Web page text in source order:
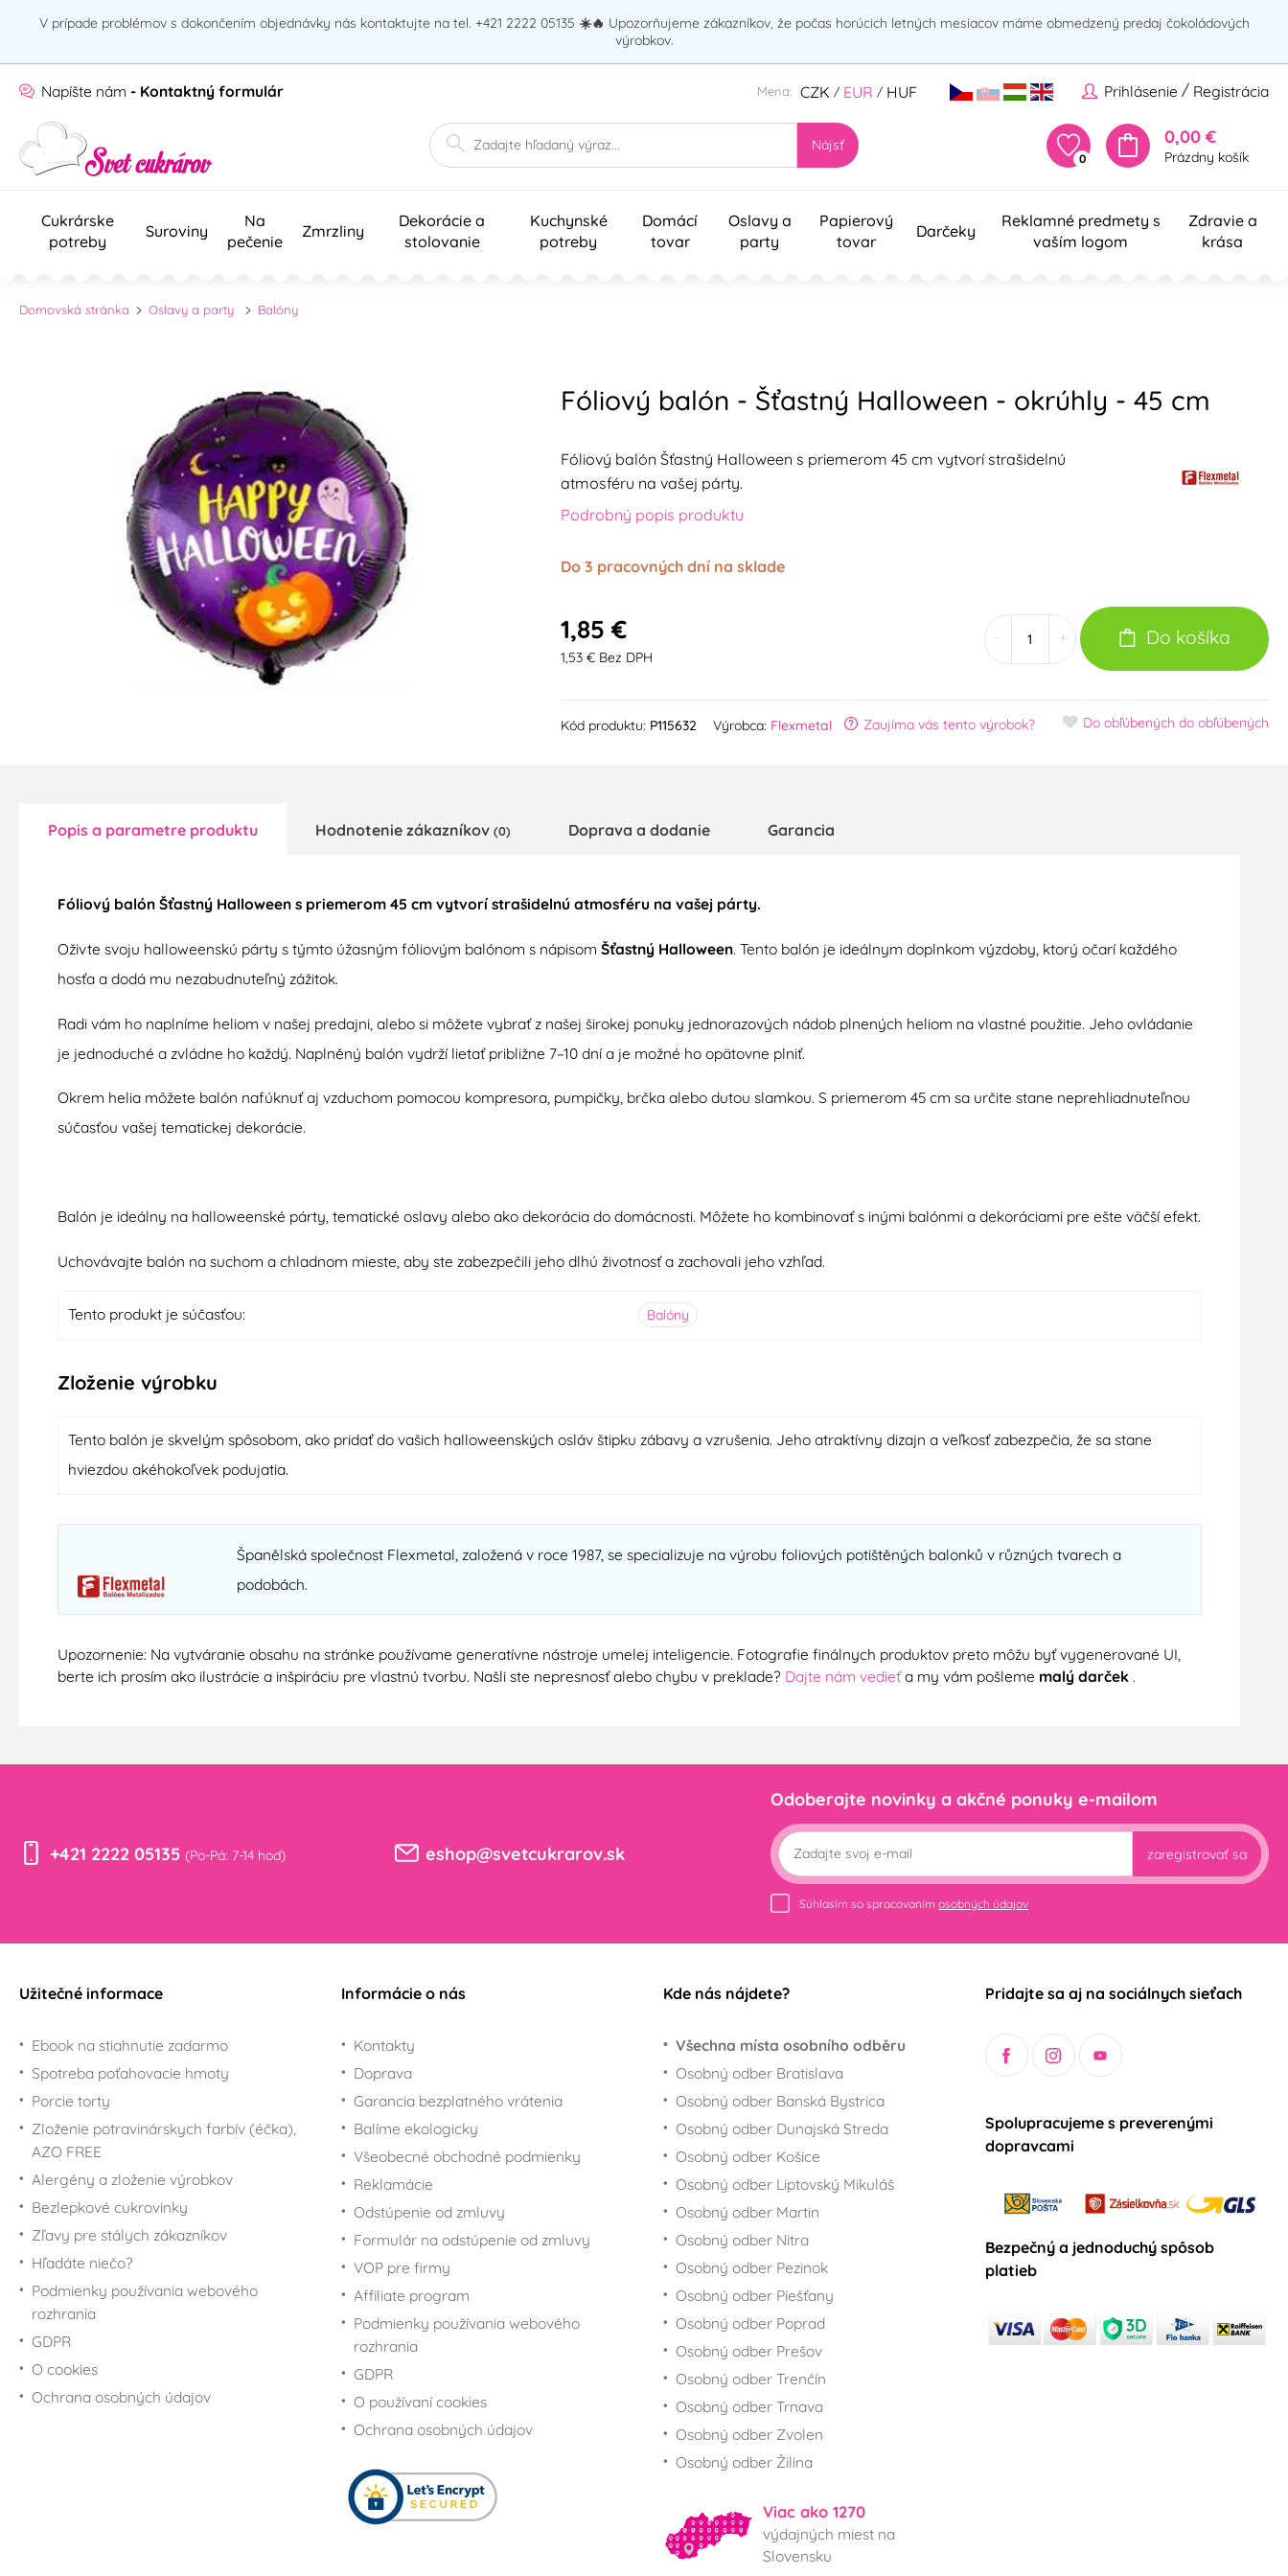
V prípade problémov s dokončením objednávky nás kontaktujte na tel. +421 2222 05135 ☀️🔥 Upozorňujeme zákazníkov, že počas horúcich letných mesiacov máme obmedzený predaj čokoládových
výrobkov.
Napíšte nám - Kontaktný formulár Prihlásenie / Registrácia
Mena: CZK / EUR / HUF
Nájsť
0
0,00 €
Prázdny košík
Cukrárske
potreby
Suroviny
Na
pečenie
Zmrzliny
Dekorácie a
stolovanie
Kuchynské
potreby
Domácí
tovar
Oslavy a
party
Papierový
tovar
Darčeky
Reklamné predmety s
vaším logom
Zdravie a
krása
Domovská stránka Oslavy a party Balóny
Fóliový balón - Šťastný Halloween - okrúhly - 45 cm
Fóliový balón Šťastný Halloween s priemerom 45 cm vytvorí strašidelnú
atmosféru na vašej párty.
Podrobný popis produktu
Do 3 pracovných dní na sklade
1,85 €
1,53 € Bez DPH
+ Do košíka
Kód produktu: P115632 Výrobca: Flexmetal Zaujíma vás tento výrobok? Do obľúbených do obľúbených
Popis a parametre produktu Hodnotenie zákazníkov (0) Doprava a dodanie Garancia
Fóliový balón Šťastný Halloween s priemerom 45 cm vytvorí strašidelnú atmosféru na vašej párty.
Oživte svoju halloweenskú párty s týmto úžasným fóliovým balónom s nápisom Šťastný Halloween. Tento balón je ideálnym doplnkom výzdoby, ktorý očarí každého
hosťa a dodá mu nezabudnuteľný zážitok.
Radi vám ho naplníme heliom v našej predajni, alebo si môžete vybrať z našej širokej ponuky jednorazových nádob plnených heliom na vlastné použitie. Jeho ovládanie
je jednoduché a zvládne ho každý. Naplněný balón vydrží lietať približne 7–10 dní a je možné ho opätovne plniť.
Okrem helia môžete balón nafúknuť aj vzduchom pomocou kompresora, pumpičky, brčka alebo dutou slamkou. S priemerom 45 cm sa určite stane neprehliadnuteľnou
súčasťou vašej tematickej dekorácie.
Balón je ideálny na halloweenské párty, tematické oslavy alebo ako dekorácia do domácnosti. Môžete ho kombinovať s inými balónmi a dekoráciami pre ešte väčší efekt.
Uchovávajte balón na suchom a chladnom mieste, aby ste zabezpečili jeho dlhú životnosť a zachovali jeho vzhľad.
Tento produkt je súčasťou: Balóny
Zloženie výrobku
Tento balón je skvelým spôsobom, ako pridať do vašich halloweenských osláv štipku zábavy a vzrušenia. Jeho atraktívny dizajn a veľkosť zabezpečia, že sa stane
hviezdou akéhokoľvek podujatia.
Španělská společnost Flexmetal, založená v roce 1987, se specializuje na výrobu foliových potištěných balonků v různých tvarech a
podobách.
Upozornenie: Na vytváranie obsahu na stránke používame generatívne nástroje umelej inteligencie. Fotografie finálnych produktov preto môžu byť vygenerované UI,
berte ich prosím ako ilustrácie a inšpiráciu pre vlastnú tvorbu. Našli ste nepresnosť alebo chybu v preklade? Dajte nám vedieťa my vám pošleme malý darček .
+421 2222 05135 (Po-Pá: 7-14 hod) eshop@svetcukrarov.sk
Odoberajte novinky a akčné ponuky e-mailom
zaregistrovať sa
Súhlasím so spracovaním osobných údajov
Užitečné informace
Ebook na stiahnutie zadarmo
Spotreba poťahovacie hmoty
Porcie torty
Zloženie potravinárskych farbív (éčka),
AZO FREE
Alergény a zloženie výrobkov
Bezlepkové cukrovinky
Zľavy pre stálych zákazníkov
Hľadáte niečo?
Podmienky používania webového
rozhrania
GDPR
O cookies
Ochrana osobných údajov
Informácie o nás
Kontakty
Doprava
Garancia bezplatného vrátenia
Balíme ekologicky
Všeobecné obchodné podmienky
Reklamácie
Odstúpenie od zmluvy
Formulár na odstúpenie od zmluvy
VOP pre firmy
Affiliate program
Podmienky používania webového
rozhrania
GDPR
O používaní cookies
Ochrana osobných údajov
Kde nás nájdete?
Všechna místa osobního odběru
Osobný odber Bratislava
Osobný odber Banská Bystrica
Osobný odber Dunajská Streda
Osobný odber Košice
Osobný odber Liptovský Mikuláš
Osobný odber Martin
Osobný odber Nitra
Osobný odber Pezinok
Osobný odber Piešťany
Osobný odber Poprad
Osobný odber Prešov
Osobný odber Trenčín
Osobný odber Trnava
Osobný odber Zvolen
Osobný odber Žilina
Viac ako 1270
výdajných miest na
Slovensku
Pridajte sa aj na sociálnych sieťach
Spolupracujeme s preverenými
dopravcami
Bezpečný a jednoduchý spôsob
platieb